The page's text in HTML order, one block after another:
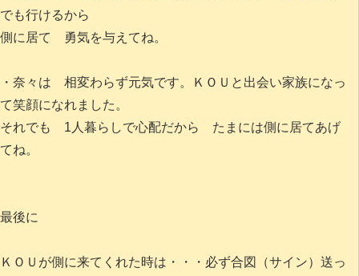
でも行けるから
側に居て 勇気を与えてね。
・奈々は 相変わらず元気です。ＫＯＵと出会い家族になっ
て笑顔になれました。
それでも 1人暮らしで心配だから たまには側に居てあげ
てね。
最後に
ＫＯＵが側に来てくれた時は・・・必ず合図（サイン）送っ